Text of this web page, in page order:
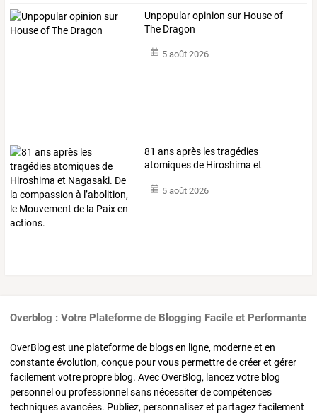
Unpopular opinion sur House of
The Dragon
5 août 2026
81 ansaprès lestragédies
atomiquesde Hiroshima et
5 août 2026
Overblog : Votre Plateforme de Blogging Facile et Performante
OverBlog est une plateforme de blogs en ligne, moderne et en
constante évolution, conçue pour vous permettre de créer et gérer
facilement votre propre blog. Avec OverBlog, lancez votre blog
personnel ou professionnel sans nécessiter de compétences
techniques avancées. Publiez, personnalisez et partagez facilement